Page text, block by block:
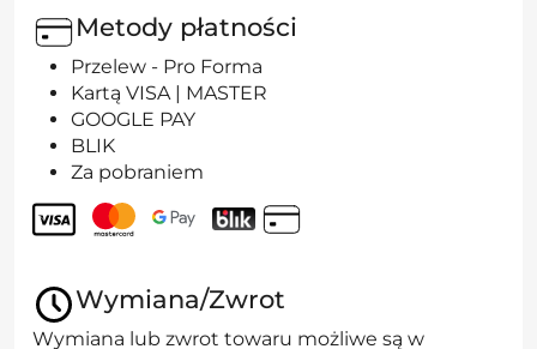
Metody płatności
Przelew - Pro Forma
Kartą VISA | MASTER
GOOGLE PAY
BLIK
Za pobraniem
Wymiana/Zwrot
Wymiana lub zwrot towaru możliwe są w